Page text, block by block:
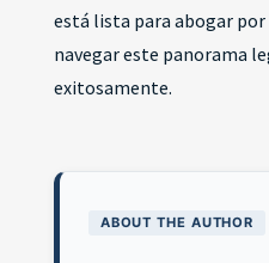
está lista para abogar por
navegar este panorama
exitosamente.
ABOUT THE AUTHOR